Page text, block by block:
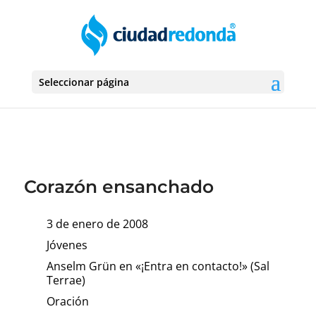
Seleccionar página
Corazón ensanchado
3 de enero de 2008
Jóvenes
Anselm Grün en «¡Entra en contacto!» (Sal
Terrae)
Oración